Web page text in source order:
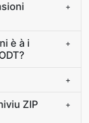
+
è à i
+
+
ZIP
+